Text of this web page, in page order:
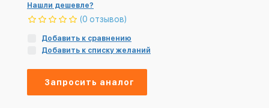
Нашли дешевле?
(0 отзывов)
Добавить к сравнению
Добавить к списку желаний
Запросить аналог